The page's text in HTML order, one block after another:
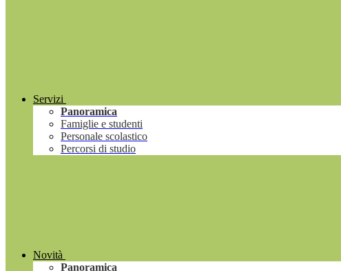
Servizi
Panoramica
Famiglie e studenti
Personale scolastico
Percorsi di studio
Novità
Panoramica